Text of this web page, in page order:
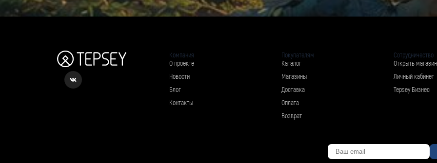
Компания
О проекте
Новости
Блог
Контакты
Покупателям
Каталог
Магазины
Доставка
Оплата
Возврат
Сотрудничество
Открыть магазин
Личный кабинет
Tepsey Бизнес